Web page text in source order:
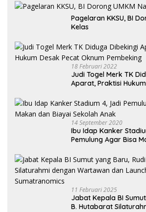
Pagelaran KKSU, BI
Kelas
18 Februari 2022
Judi Togel Merk TK
Aparat, Praktisi
14 September 2020
Ibu Idap Kanker
Pemulung Agar Bisa
11 Februari 2025
Jabat Kepala BI
B. Hutabarat